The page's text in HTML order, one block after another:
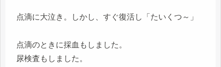
点滴に大泣き。しかし、すぐ復活し「たいくつ～」
点滴のときに採血もしました。
尿検査もしました。